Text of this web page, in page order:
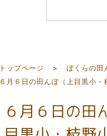
トップページ ＞ぼくらの田
６月６日の田んぼ（上目黒小・
６月６日の田